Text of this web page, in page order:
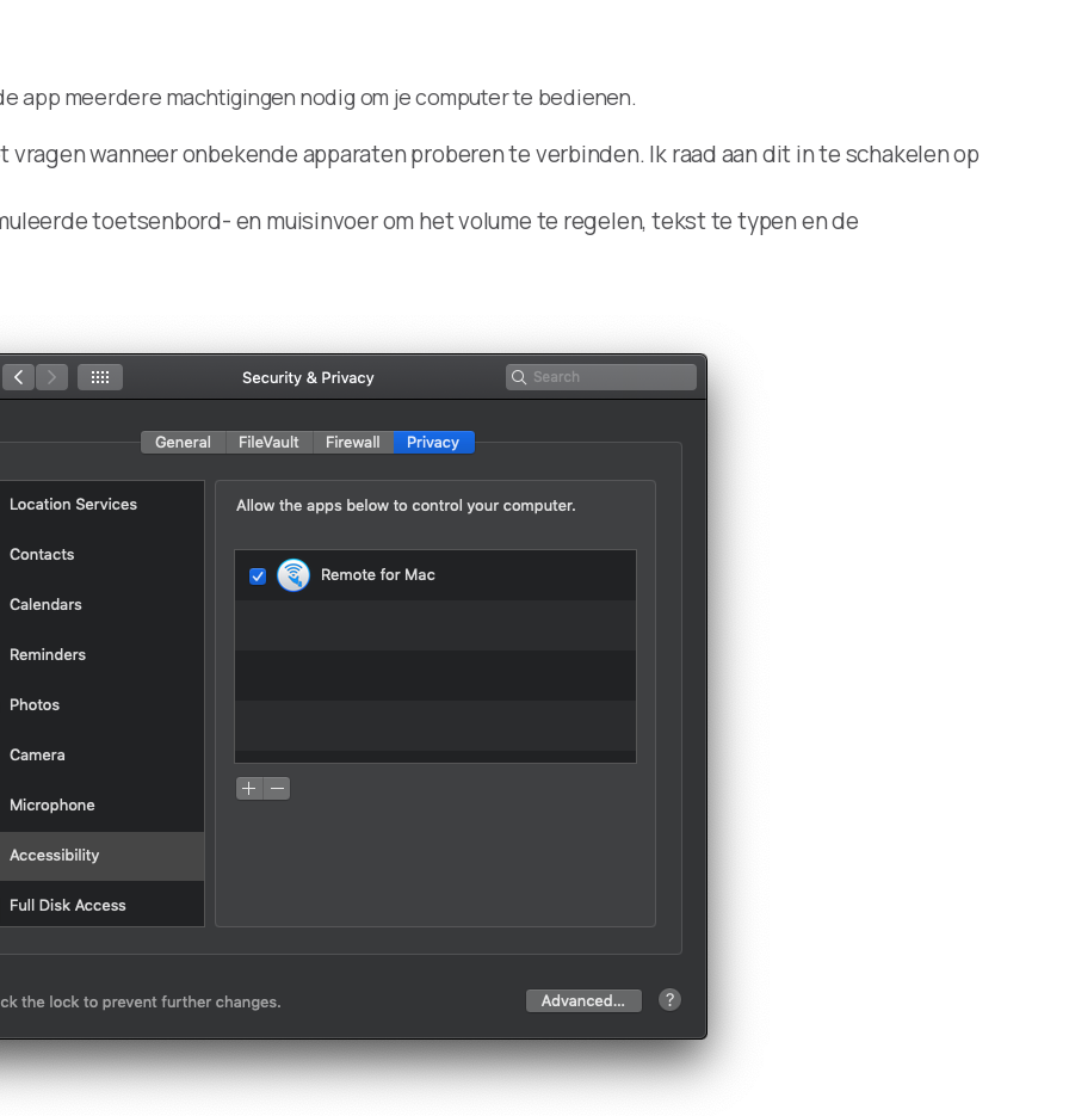
app meerdere machtigingen nodig om je computer te bedienen.
wanneer onbekende apparaten proberen te verbinden. Ik raad aan dit in te schakelen op
toetsenbord- en muisinvoer om het volume te regelen, tekst te typen en de